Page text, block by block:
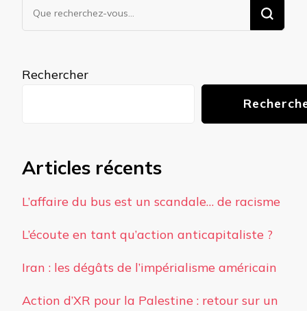
Vous
recherchiez
Rechercher
Articles récents
L’affaire du bus est un scandale… de racisme
L’écoute en tant qu’action anticapitaliste ?
Iran : les dégâts de l’impérialisme américain
Action d’XR pour la Palestine : retour sur un